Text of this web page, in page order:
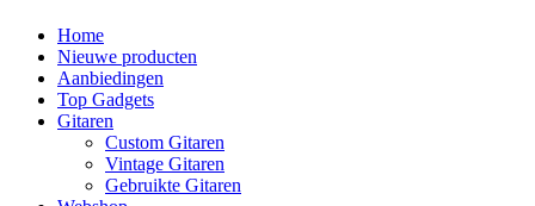
Home
Nieuwe producten
Aanbiedingen
Top Gadgets
Gitaren
Custom Gitaren
Vintage Gitaren
Gebruikte Gitaren